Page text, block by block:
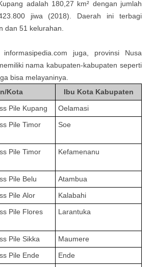
adalah 180,27 km² dengan jumlah
jiwa (2018). Daerah ini terbagi
dan 51 kelurahan.
juga, provinsi Nusa
nama kabupaten-kabupaten seperti
bisa melayaninya.
Kota
Ibu Kota Kabupaten
Pile Kupang
Oelamasi
Pile Timor
Soe
Pile Timor
Kefamenanu
Pile Belu
Atambua
Pile Alor
Kalabahi
Pile Flores
Larantuka
Pile Sikka
Maumere
Pile Ende
Ende